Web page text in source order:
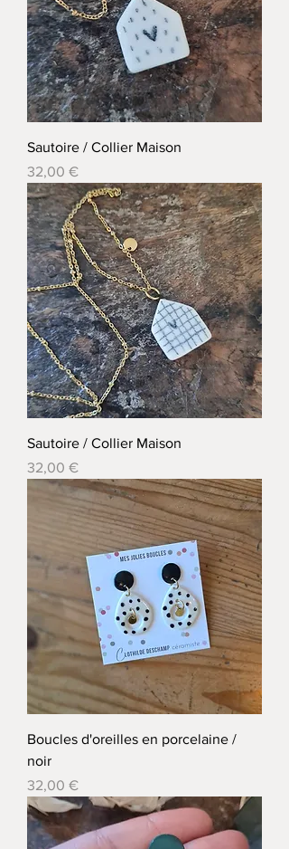
Sautoire / Collier Maison
Prix
32,00 €
Sautoire / Collier Maison
Prix
32,00 €
Boucles d'oreilles en porcelaine /
noir
Prix
32,00 €